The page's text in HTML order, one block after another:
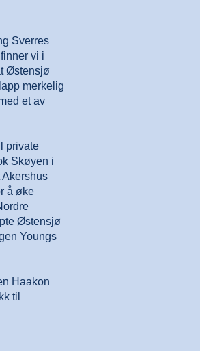
Sverres
vi i
Østensjø
merkelig
et av
private
Skøyen i
å øke
Østensjø
Youngs
Haakon
til